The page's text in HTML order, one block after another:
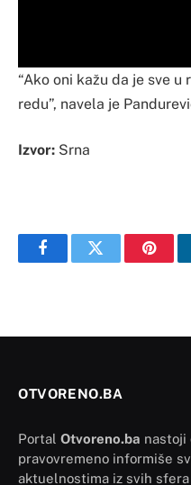
“Ako oni kažu da je sve u
redu”, navela je
Izvor: Srna
FacebookTwitter
OTVORENO.BA
Portal Otvoreno.ba nastoji
pravovremeno informiše
aktuelnostima iz svih sfera